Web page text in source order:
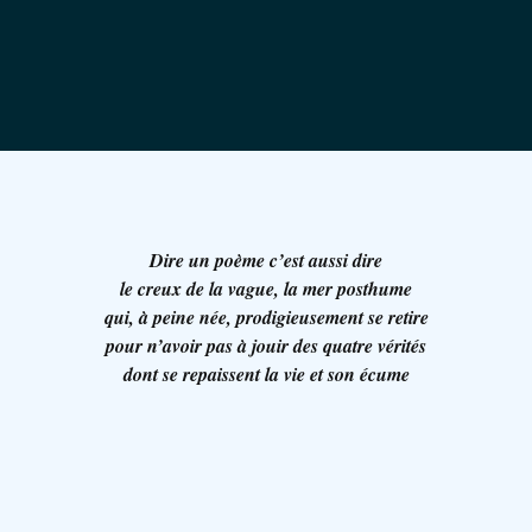
Dire un poème c’est aussi dire
le creux de la vague, la mer posthume
qui, à peine née, prodigieusement se retire
pour n’avoir pas à jouir des quatre vérités
dont se repaissent la vie et son écume